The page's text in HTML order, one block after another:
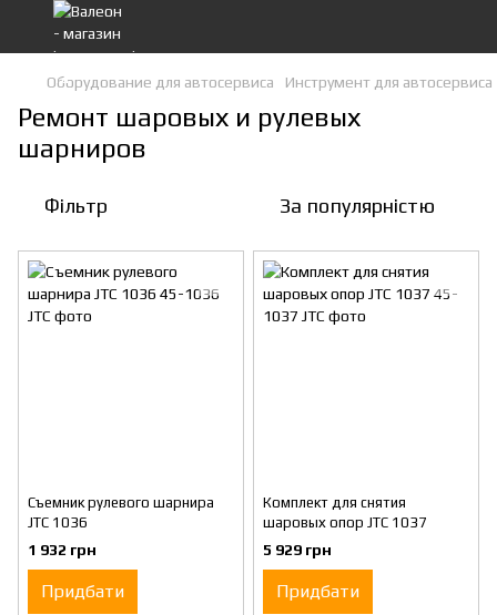
Оборудование для автосервиса Инструмент для автосервиса
Ремонт шаровых и рулевых
шарниров
Фільтр За популярністю
Съемник рулевого шарнира
JTC 1036
1 932 грн
Придбати
Комплект для снятия
шаровых опор JTC 1037
5 929 грн
Придбати